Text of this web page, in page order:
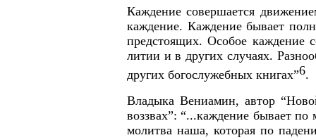
Каждение совершается
каждение. Каждение бывает
предстоящих. Особое каждение
литии и в других случаях.
других богослужебных книгах”6.
Владыка Вениамин, автор
воззвах”: “...каждение бывает
молитва наша, которая по